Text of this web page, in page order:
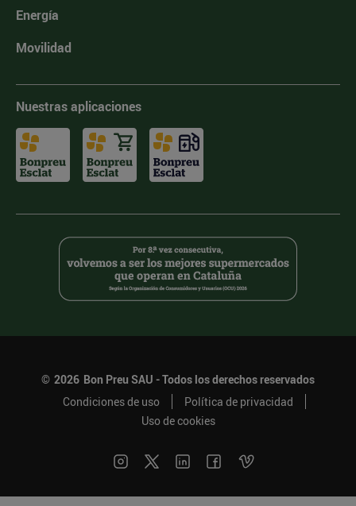
Energía
Movilidad
Nuestras aplicaciones
© 2026 Bon Preu SAU - Todos los derechos reservados
Condiciones de uso
Política de privacidad
Uso de cookies